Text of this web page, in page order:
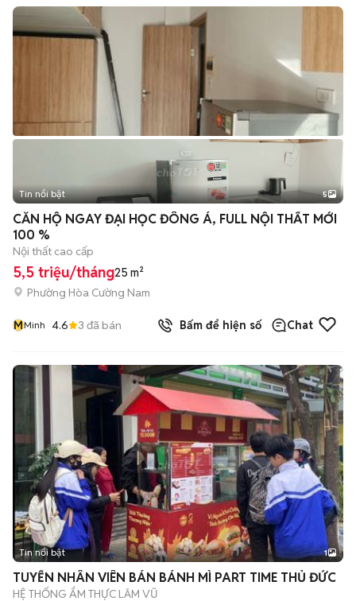
Tin nổi bật 5
CĂN HỘ NGAY ĐẠI HỌC ĐÔNG Á, FULL NỘI THẤT MỚI
100 %
Nội thất cao cấp
5,5 triệu/tháng25 m²
Phường Hòa Cường Nam
MMinh 4.6 3 đã bán Bấm để hiện số Chat
Tin nổi bật 1
TUYỂN NHÂN VIÊN BÁN BÁNH MÌ PART TIME THỦ ĐỨC
HỆ THỐNG ẨM THỰC LÂM VŨ